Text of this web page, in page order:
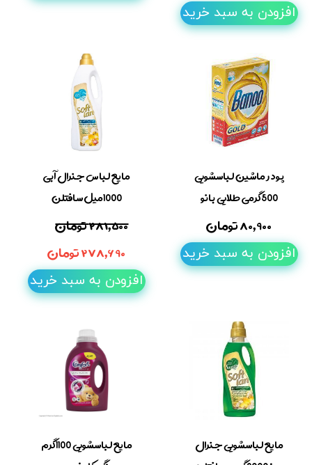
افزودن به سبد خرید
پودر ماشین لباسشویی
500گرمی طلایی بانو
۸۰,۹۰۰ تومان
افزودن به سبد خرید
مایع لباس جنرال آبی
1000میل سافتلن
۲۸۱,۵۰۰ تومان
۲۷۸,۶۹۰ تومان
افزودن به سبد خرید
مایع لباسشویی جنرال
مایع لباسشویی 1100گرم